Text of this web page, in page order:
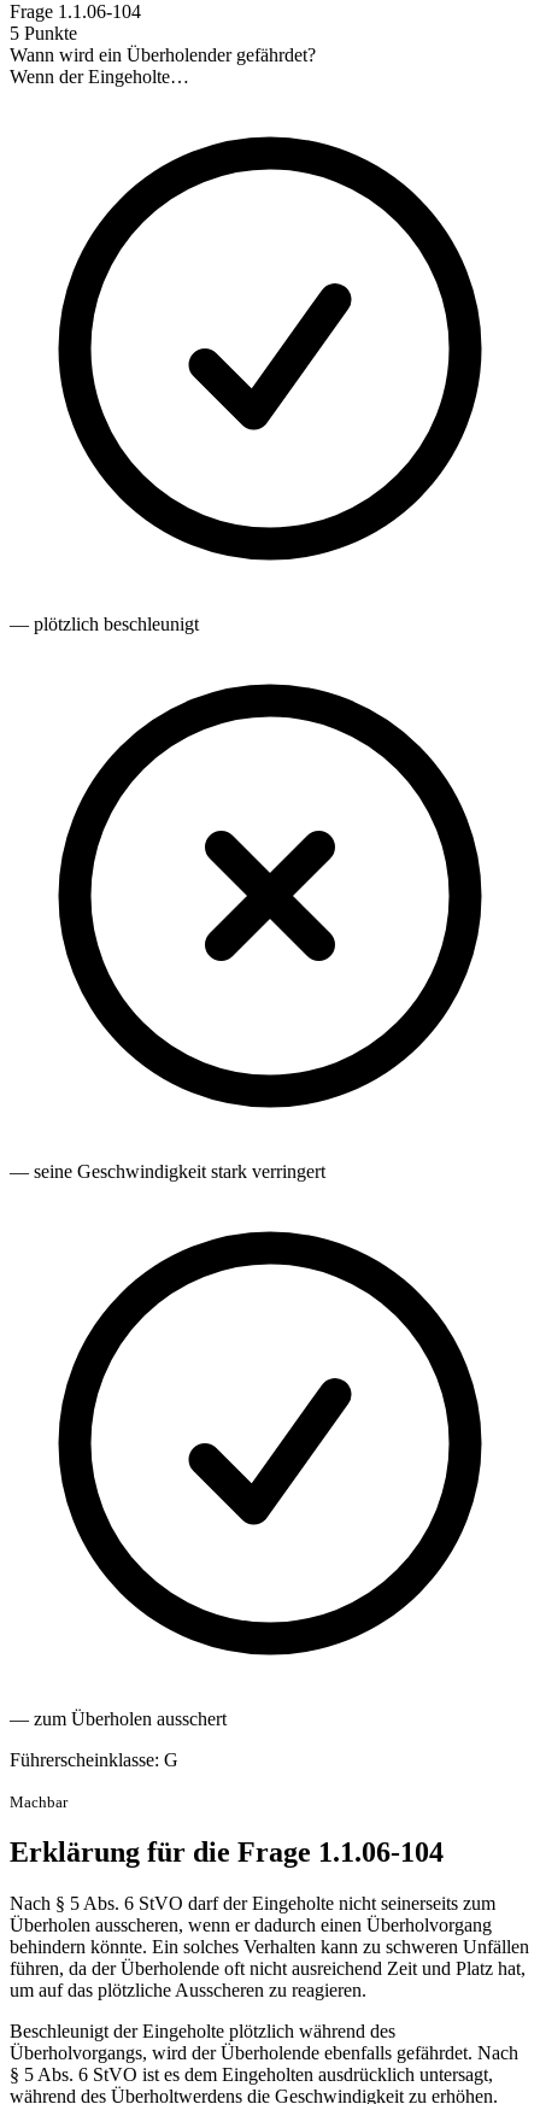
Frage 1.1.06-104
5 Punkte
Wann wird ein Überholender gefährdet?
Wenn der Eingeholte…
— plötzlich beschleunigt
— seine Geschwindigkeit stark verringert
— zum Überholen ausschert
Führerscheinklasse: G
Machbar
Erklärung für die Frage 1.1.06-104
Nach § 5 Abs. 6 StVO darf der Eingeholte nicht seinerseits zum
Überholen ausscheren, wenn er dadurch einen Überholvorgang
behindern könnte. Ein solches Verhalten kann zu schweren Unfällen
führen, da der Überholende oft nicht ausreichend Zeit und Platz hat,
um auf das plötzliche Ausscheren zu reagieren.
Beschleunigt der Eingeholte plötzlich während des
Überholvorgangs, wird der Überholende ebenfalls gefährdet. Nach
§ 5 Abs. 6 StVO ist es dem Eingeholten ausdrücklich untersagt,
während des Überholtwerdens die Geschwindigkeit zu erhöhen.